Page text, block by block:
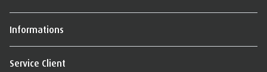
Informations
Service Client